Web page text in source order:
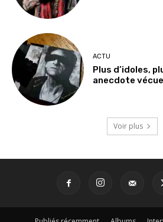
ACTU
Plus d’idoles,
anecdote
Voir plus